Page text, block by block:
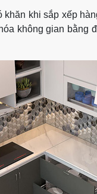
khi sắp xếp
không gian bằng